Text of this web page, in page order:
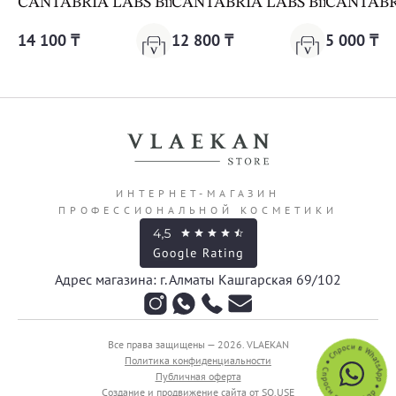
14 100 ₸ 12 800 ₸ 5 000 ₸
ИНТЕРНЕТ-МАГАЗИН
ПРОФЕССИОНАЛЬНОЙ КОСМЕТИКИ
Адрес магазина: г. Алматы Кашгарская 69/102
Все права защищены — 2026. VLAEKAN
Политика конфиденциальности
Публичная оферта
Создание и продвижение сайта от SO.USE